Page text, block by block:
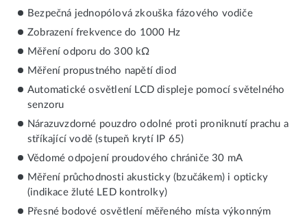
Bezpečná jednopólová zkouška fázového vodiče
Zobrazení frekvence do 1000 Hz
Měření odporu do 300 kΩ
Měření propustného napětí diod
Automatické osvětlení LCD displeje pomocí světelného
senzoru
Nárazuvzdorné pouzdro odolné proti proniknutí prachu a
stříkající vodě (stupeň krytí IP 65)
Vědomé odpojení proudového chrániče 30 mA
Měření průchodnosti akusticky (bzučákem) i opticky
(indikace žluté LED kontrolky)
Přesné bodové osvětlení měřeného místa výkonným